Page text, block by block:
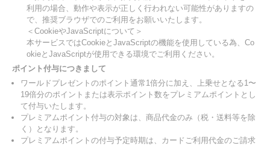
利用の場合、動作や表示が正しく行われない可能性がありますの
で、推奨ブラウザでのご利用をお願いいたします。
＜CookieやJavaScriptについて＞
本サービスではCookieとJavaScriptの機能を使用している為、Co
okieとJavaScriptが使用できる環境でご利用ください。
ポイント付与につきまして
ワールドプレゼントのポイント通常1倍分に加え、上乗せとなる1〜
19倍分のポイントまたは表示ポイント数をプレミアムポイントとし
て付与いたします。
プレミアムポイント付与の対象は、商品代金のみ（税・送料等を除
く）となります。
プレミアムポイントの付与予定時期は、カードご利用代金のご請求